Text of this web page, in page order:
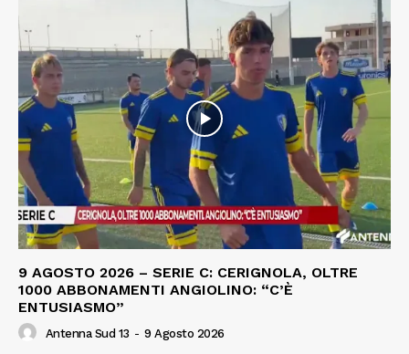
9 AGOSTO 2026 – SERIE C: CERIGNOLA, OLTRE
1000 ABBONAMENTI ANGIOLINO: “C’È
ENTUSIASMO”
Antenna Sud 13 - 9 Agosto 2026